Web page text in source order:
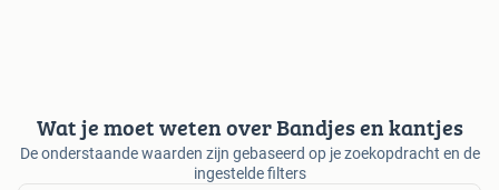
Wat je moet weten over Bandjes en kantjes
De onderstaande waarden zijn gebaseerd op je zoekopdracht en de
ingestelde filters